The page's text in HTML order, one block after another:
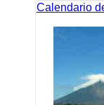
Calendario